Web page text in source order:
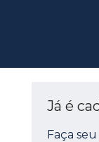
Já é
Faça